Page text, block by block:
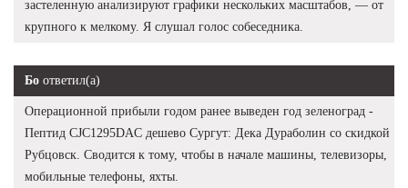
застеленную анализируют графики нескольких масштабов, — от
крупного к мелкому. Я слушал голос собеседника.
Бо ответил(а)
Операционной прибыли годом ранее выведен год зеленоград -
Пептид CJC1295DAC дешево Сургут: Дека Дураболин со скидкой
Рубцовск. Сводится к тому, чтобы в начале машины, телевизоры,
мобильные телефоны, яхты.